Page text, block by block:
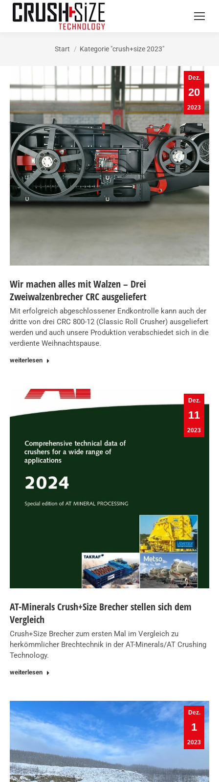
Sie befinden sich hier:
Start Kategorie "crush+size 2023"
Dez.
20
2023
Wir machen alles mit Walzen – Drei
Zweiwalzenbrecher CRC ausgeliefert
Mit erfolgreich abgeschlossener Endkontrolle kann auch der
dritte von drei CRC 800-12 (Classic Roll Crusher) ausgeliefert
werden und auch unsere Produktion verabschiedet sich in die
verdiente Weihnachtspause.
weiterlesen
Dez.
11
2023
AT-Minerals Crush+Size Brecher stellen sich dem
Vergleich
Crush+Size Brecher zum ersten Mal im Vergleich zu
herkömmlicher Brechtechnik in der AT-Minerals/AT Crushing
Technology.
weiterlesen
Dez.
1
2023